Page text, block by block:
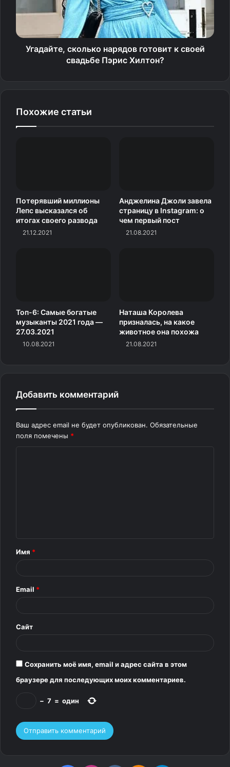
«Я здорова и жива. После пары незабываемых ночей я,
наконец, в Дохе, столице Катара, и жду своего
возможного рейса домой, в Стамбул. После того как я
вернусь домой и приду в себя от неверия и шока, я
опубликовала видео из салона самолета.
Источник:
Угадайте, сколько нарядов готовит к своей
свадьбе Пэрис Хилтон?
Похожие статьи
Потерявший миллионы
Лепс высказался об
итогах своего развода
21.12.2021
Анджелина Джоли завела
страницу в Instagram: о
чем первый пост
21.08.2021
Топ-6: Самые богатые
музыканты 2021 года —
27.03.2021
10.08.2021
Наташа Королева
призналась, на какое
животное она похожа
21.08.2021
Добавить комментарий
Ваш адрес email не будет опубликован. Обязательные
поля помечены *
и
*
Имя *
Email *
Сайт
Сохранить моё имя, email и адрес сайта в этом
браузере для последующих моих комментариев.
− 7 = один